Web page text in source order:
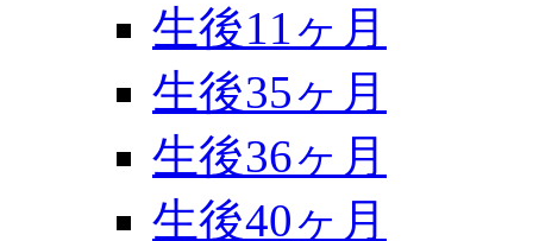
生後11ヶ月
生後35ヶ月
生後36ヶ月
生後40ヶ月